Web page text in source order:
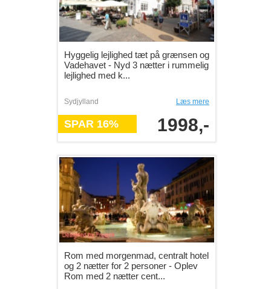
Hyggelig lejlighed tæt på grænsen og
Vadehavet - Nyd 3 nætter i rummelig
lejlighed med k...
Sydjylland Læs mere
SPAR 16% 1998,-
Rom med morgenmad, centralt hotel
og 2 nætter for 2 personer - Oplev
Rom med 2 nætter cent...